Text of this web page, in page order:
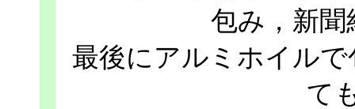
包み，新
最後にアルミホイル
て